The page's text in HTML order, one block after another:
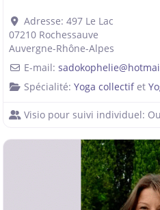
Adresse: 497 Le Lac
07210 Rochessauve
Auvergne-Rhône-Alpes
E-mail: sadokophelie@
Spécialité: Yoga collectifet
Visio pour suivi individuel: